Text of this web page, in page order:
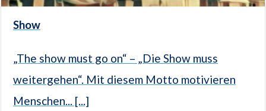
Show
„The show must go on“ – „Die Show muss
weitergehen“. Mit diesem Motto motivieren
Menschen... [...]